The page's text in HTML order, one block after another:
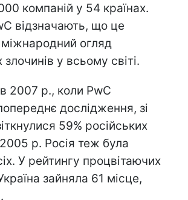
компаній у 54 країнах.
відзначають, що це
огляд
у всьому світі.
2007 р., коли PwC
дослідження, зі
59% російських
р. Росія теж була
У рейтингу процвітаючих
зайняла 61 місце,